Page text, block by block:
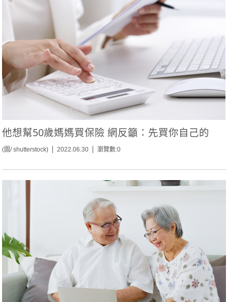
他想幫50歲媽媽買保險 網反籲：先買你自己的
(圖/ shutterstock) 2022.06.30 瀏覽數:0